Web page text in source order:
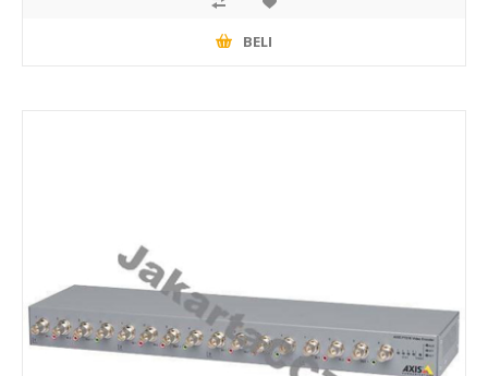
BELI